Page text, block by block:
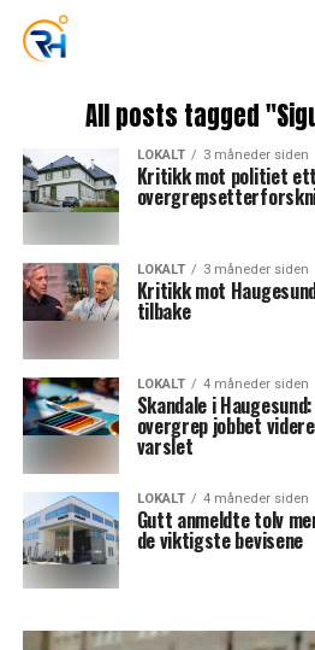
All posts tagged
LOKALT 3 måneder siden
Kritikk mot politiet
LOKALT 3 måneder siden
Kritikk mot
tilbake
LOKALT 4 måneder siden
Skandale i
overgrep jobbet
varslet
LOKALT 4 måneder siden
Gutt anmeldte tolv
de viktigste bevisene